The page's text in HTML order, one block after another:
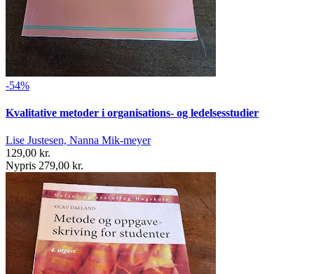
-54%
Kvalitative metoder i organisations- og ledelsesstudier
Lise Justesen, Nanna Mik-meyer
129,00 kr.
Nypris 279,00 kr.